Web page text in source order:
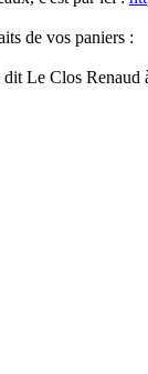
de vos paniers :
Le Clos Renaud